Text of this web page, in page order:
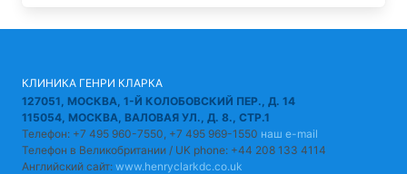
КЛИНИКА ГЕНРИ КЛАРКА
127051, МОСКВА, 1-Й КОЛОБОВСКИЙ ПЕР., Д. 14
115054, МОСКВА, ВАЛОВАЯ УЛ., Д. 8., СТР.1
Телефон: +7 495 960-7550, +7 495 969-1550 наш e-mail
Телефон в Великобритании / UK phone: +44 208 133 4114
Английский сайт: www.henryclarkdc.co.uk